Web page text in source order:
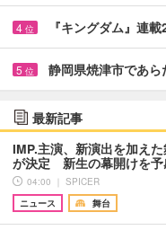
4 位 『キングダム』連
5 位 静岡県焼津市であ
最新記事
IMP.主演、新演出を加え
が決定 新生の幕開けを
04:00 ｜ SPICER
ニュース
舞台